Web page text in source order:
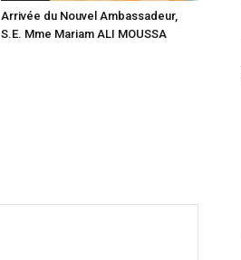
Arrivée du Nouvel Ambassadeur,
S.E. Mme Mariam ALI MOUSSA